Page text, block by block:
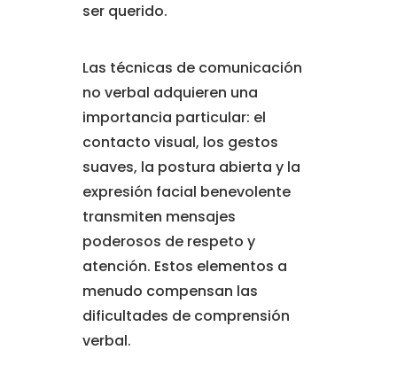
ser querido.
Las técnicas de comunicación
no verbal adquieren una
importancia particular: el
contacto visual, los gestos
suaves, la postura abierta y la
expresión facial benevolente
transmiten mensajes
poderosos de respeto y
atención. Estos elementos a
menudo compensan las
dificultades de comprensión
verbal.